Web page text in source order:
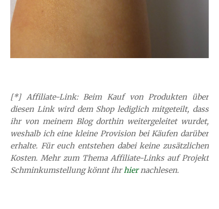
[*] Affiliate-Link: Beim Kauf von Produkten über
diesen Link wird dem Shop lediglich mitgeteilt, dass
ihr von meinem Blog dorthin weitergeleitet wurdet,
weshalb ich eine kleine Provision bei Käufen darüber
erhalte. Für euch entstehen dabei keine zusätzlichen
Kosten. Mehr zum Thema Affiliate-Links auf Projekt
Schminkumstellung könnt ihrhiernachlesen.